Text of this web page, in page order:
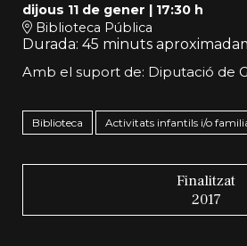
dijous 11 de gener | 17:30 h
Biblioteca Pública
Durada: 45 minuts
Amb el suport de: Diputació de
Biblioteca Activitats infantils i/o
Finalitzat
2017